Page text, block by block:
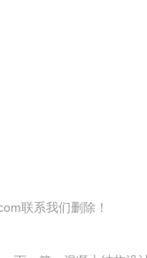
联系我们删除！